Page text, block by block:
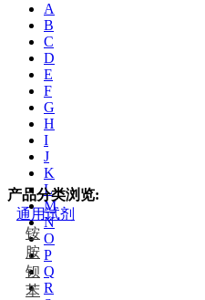
A
B
C
D
E
F
G
H
I
J
K
L
M
N
O
P
Q
R
产品分类浏览:
通用试剂
铵
胺
钡
苯